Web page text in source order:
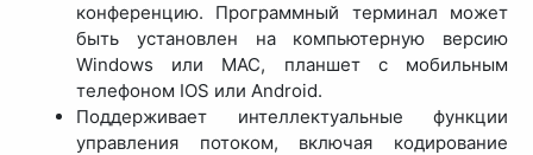
конференцию. Программный терминал может
быть установлен на компьютерную версию
Windows или MAC, планшет с мобильным
телефоном IOS или Android.
Поддерживает интеллектуальные функции
управления потоком, включая кодирование